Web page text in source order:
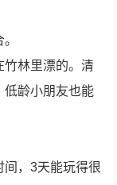
竹林里漂的。清
低龄小朋友也能
间，3天能玩得很